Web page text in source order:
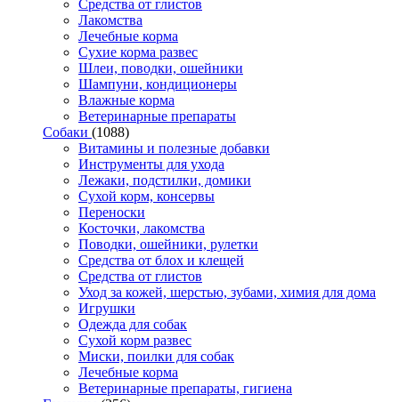
Средства от глистов
Лакомства
Лечебные корма
Сухие корма развес
Шлеи, поводки, ошейники
Шампуни, кондиционеры
Влажные корма
Ветеринарные препараты
Собаки (1088)
Витамины и полезные добавки
Инструменты для ухода
Лежаки, подстилки, домики
Сухой корм, консервы
Переноски
Косточки, лакомства
Поводки, ошейники, рулетки
Средства от блох и клещей
Средства от глистов
Уход за кожей, шерстью, зубами, химия для дома
Игрушки
Одежда для собак
Сухой корм развес
Миски, поилки для собак
Лечебные корма
Ветеринарные препараты, гигиена